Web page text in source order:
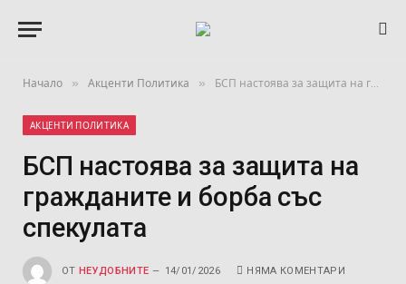
Начало » Акценти Политика » БСП настоява за защита на гражданите и борба със спекулата
АКЦЕНТИ ПОЛИТИКА
БСП настоява за защита на
гражданите и борба със
спекулата
ОТ НЕУДОБНИТЕ 14/01/2026 НЯМА КОМЕНТАРИ